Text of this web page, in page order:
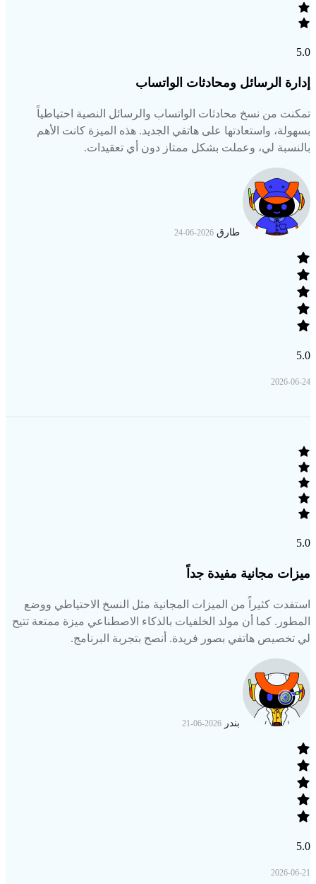
5.0
إدارة الرسائل ومحادثات الواتساب
تمكنت من نسخ محادثات الواتساب والرسائل النصية احتياطياً
بسهولة، واستعادتها على هاتفي الجديد. هذه الميزة كانت الأهم
بالنسبة لي، وعملت بشكل ممتاز دون أي تعقيدات.
طارق 2026-06-24
5.0
2026-06-24
5.0
ميزات مجانية مفيدة جداً
استفدت كثيراً من الميزات المجانية مثل النسخ الاحتياطي ووضع
المطور. كما أن مولد الخلفيات بالذكاء الاصطناعي ميزة ممتعة تتيح
لي تخصيص هاتفي بصور فريدة. أنصح بتجربة البرنامج.
بندر 2026-06-21
5.0
2026-06-21